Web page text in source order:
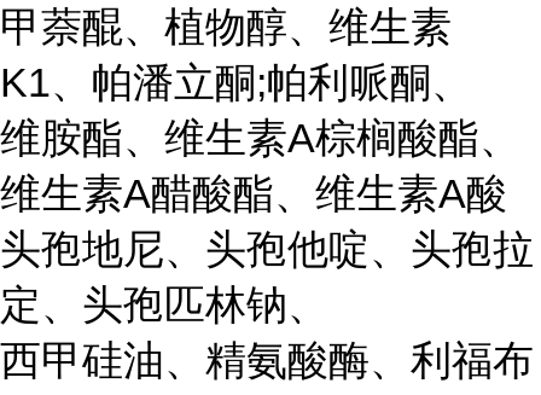
甲萘醌、植物醇、维生素
K1、帕潘立酮;帕利哌酮、
维胺酯、维生素A棕榈酸酯、
维生素A醋酸酯、维生素A酸
头孢地尼、头孢他啶、头孢拉
定、头孢匹林钠、
西甲硅油、精氨酸酶、利福布